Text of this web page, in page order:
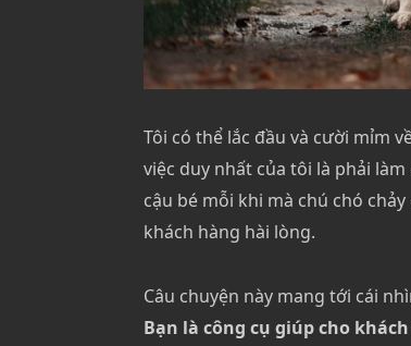
Tôi có thể lắc đầu và cười mỉm
việc duy nhất của tôi là phải
cậu bé mỗi khi mà chú chó
khách hàng hài lòng.
Câu chuyện này mang tới cái
Bạn là công cụ giúp cho